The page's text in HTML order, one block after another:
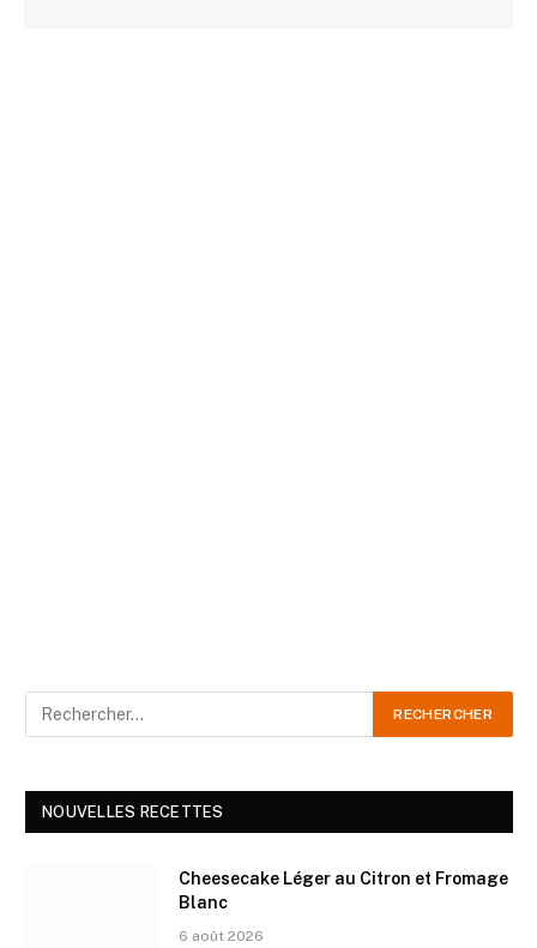
NOUVELLES RECETTES
Cheesecake Léger au Citron et Fromage
Blanc
6 août 2026